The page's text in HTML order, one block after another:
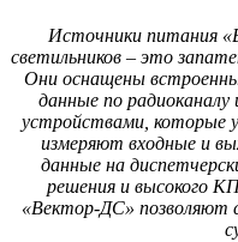
Источники питания
светильников – это
Они оснащены
данные по
устройствами, которые
измеряют входные и
данные на
решения и высокого
«Вектор-ДС» позволяют